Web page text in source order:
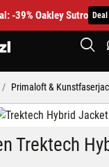
-39% Oakley Sutro
Primaloft &
Trektech